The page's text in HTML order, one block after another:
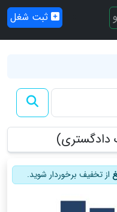
ثبت شغل
دادگستري)
از تخفیف برخوردار شوید.